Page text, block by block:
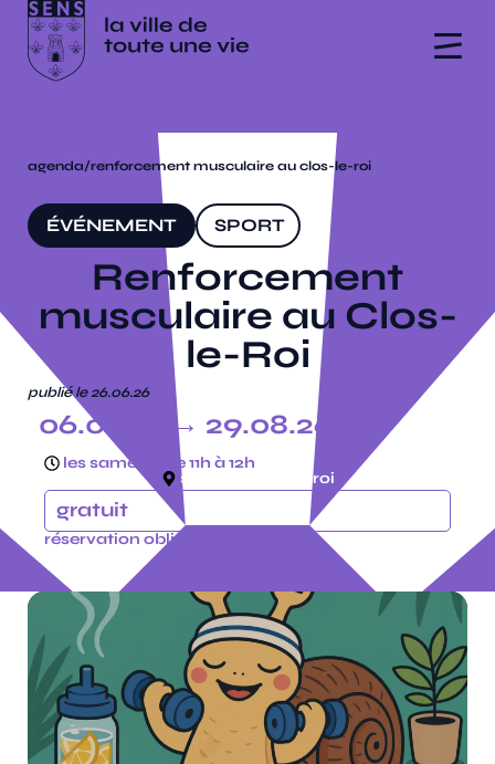
agenda/renforcement musculaire au clos-le-roi
ÉVÉNEMENT SPORT
Renforcement
musculaire au Clos-
le-Roi
publié le 26.06.26
06.06.26 → 29.08.26
les samedis de 11h à 12h
stade du clos le roi
gratuit
réservation obligatoire